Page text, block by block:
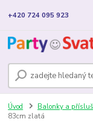
+420 724 095 923
Úvod Balonky a
83cm zlatá